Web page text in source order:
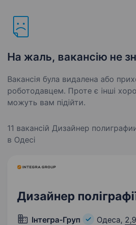
На жаль, вакансію не
Вакансія була видалена або
роботодавцем. Проте є інші
можуть вам підійти.
11 вакансій Дизайнер
в Одесі
Дизайнер
Інтегра-Груп Одеса,